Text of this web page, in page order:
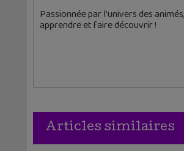
Passionnée par l'univers des
apprendre et faire découvrir !
Articles similaires